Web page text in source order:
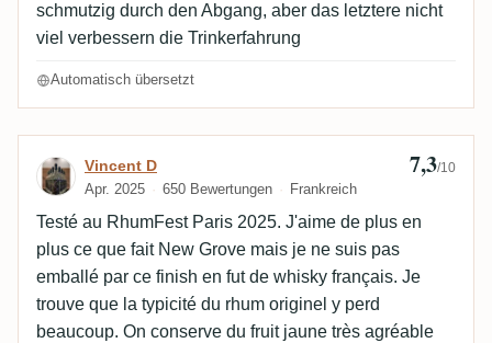
schmutzig durch den Abgang, aber das letztere nicht
viel verbessern die Trinkerfahrung
Automatisch übersetzt
Bewertung von Vincent D
Vincent D
Apr. 2025 650 Bewertungen Frankreich
7,3/10
Testé au RhumFest Paris 2025. J'aime de plus en
plus ce que fait New Grove mais je ne suis pas
emballé par ce finish en fut de whisky français. Je
trouve que la typicité du rhum originel y perd
beaucoup. On conserve du fruit jaune très agréable